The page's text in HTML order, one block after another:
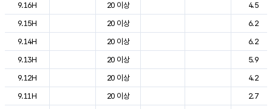
9.16H
20 이상
4.5
9.15H
20 이상
6.2
9.14H
20 이상
6.2
9.13H
20 이상
5.9
9.12H
20 이상
4.2
9.11H
20 이상
2.7